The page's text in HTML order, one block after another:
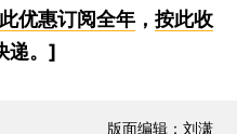
优惠订阅全年， 按此收
递。]
版面编辑：刘潇